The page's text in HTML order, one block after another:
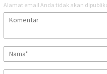
Alamat email Anda tidak akan